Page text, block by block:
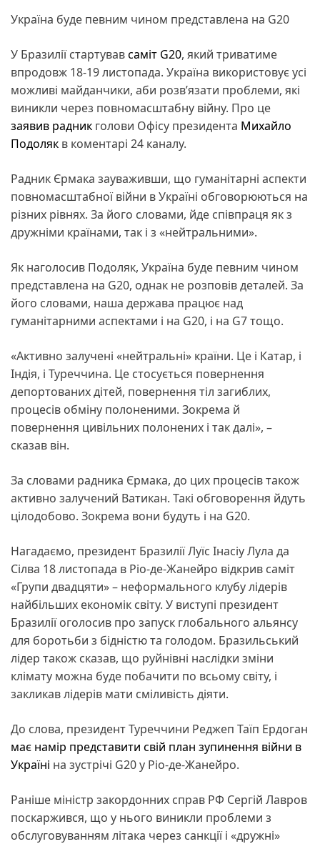
Україна буде певним чином представлена на G20
У Бразилії стартувавсаміт G20, який триватиме
впродовж 18-19 листопада. Україна використовує усі
можливі майданчики, аби розв’язати проблеми, які
виникли через повномасштабну війну. Про це
заявив радник голови Офісу президента Михайло
Подоляк в коментарі 24 каналу.
Радник Єрмака зауваживши, що гуманітарні аспекти
повномасштабної війни в Україні обговорюються на
різних рівнях. За його словами, йде співпраця як з
дружніми країнами, так і з «нейтральними».
Як наголосив Подоляк, Україна буде певним чином
представлена на G20, однак не розповів деталей. За
його словами, наша держава працює над
гуманітарними аспектами і на G20, і на G7 тощо.
«Активно залучені «нейтральні» країни. Це і Катар, і
Індія, і Туреччина. Це стосується повернення
депортованих дітей, повернення тіл загиблих,
процесів обміну полоненими. Зокрема й
повернення цивільних полонених і так далі», –
сказав він.
За словами радника Єрмака, до цих процесів також
активно залучений Ватикан. Такі обговорення йдуть
цілодобово. Зокрема вони будуть і на G20.
Нагадаємо, президент Бразилії Луїс Інасіу Лула да
Сілва 18 листопада в Ріо-де-Жанейро відкрив саміт
«Групи двадцяти» – неформального клубу лідерів
найбільших економік світу. У виступі президент
Бразилії оголосив про запуск глобального альянсу
для боротьби з бідністю та голодом. Бразильський
лідер також сказав, що руйнівні наслідки зміни
клімату можна буде побачити по всьому світу, і
закликав лідерів мати сміливість діяти.
До слова, президент Туреччини Реджеп Таїп Ердоган
має намір представити свій план зупинення війни в
Україні на зустрічі G20 у Ріо-де-Жанейро.
Раніше міністр закордонних справ РФ Сергій Лавров
поскаржився, що у нього виникли проблеми з
обслуговуванням літака через санкції і «дружні»